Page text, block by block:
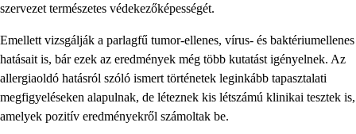
szervezet természetes védekezőképességét.
Emellett vizsgálják a parlagfű tumor-ellenes, vírus- és baktériumellenes
hatásait is, bár ezek az eredmények még több kutatást igényelnek. Az
allergiaoldó hatásról szóló ismert történetek leginkább tapasztalati
megfigyeléseken alapulnak, de léteznek kis létszámú klinikai tesztek is,
amelyek pozitív eredményekről számoltak be.